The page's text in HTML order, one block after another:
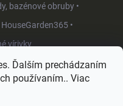
Ďalším prechádzaním
používaním.. Viac
bazénové obruby •
HouseGarden365 •
vírivky